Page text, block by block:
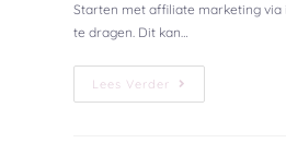
Starten met affiliate marketing via
te dragen. Dit kan…
Lees Verder